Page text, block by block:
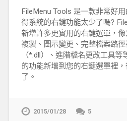
FileMenu Tools 是一款非常好
得系統的右鍵功能太少了嗎?
新增許多更實用的右鍵選單，
複製、圖示變更、完整檔案路
（*.dll）、進階檔名更改工具等
的功能新增到您的右鍵選單裡
了。
2015/01/28 5